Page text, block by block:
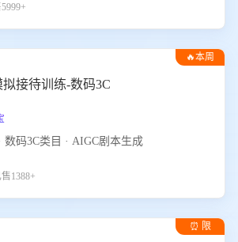
🔥本周
接待训练-数码3C
码3C类目 · AIGC剧本生成
1388+
⏰ 限